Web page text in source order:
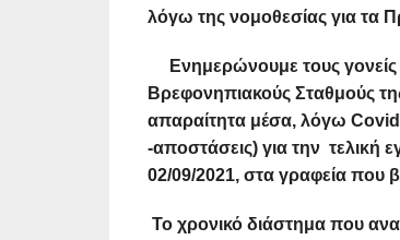
λόγω της νομοθεσίας για τα
Ενημερώνουμε τους γονείς
Βρεφονηπιακούς Σταθμούς
απαραίτητα μέσα, λόγω Covid
-αποστάσεις) για την τελική
02/09/2021, στα γραφεία που
Το χρονικό διάστημα που